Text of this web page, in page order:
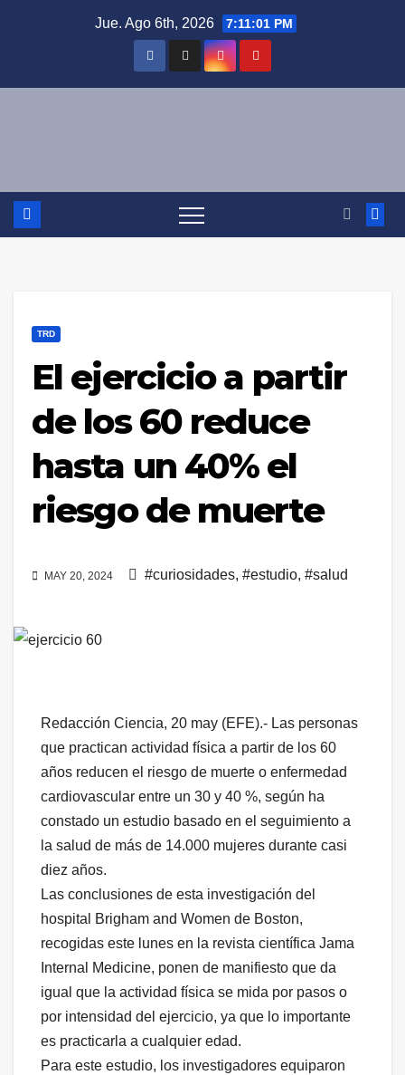
Jue. Ago 6th, 2026 7:11:02 PM
TRD
El ejercicio a partir
de los 60 reduce
hasta un 40% el
riesgo de muerte
MAY 20, 2024 #curiosidades, #estudio, #salud
Redacción Ciencia, 20 may (EFE).- Las personas
que practican actividad física a partir de los 60
años reducen el riesgo de muerte o enfermedad
cardiovascular entre un 30 y 40 %, según ha
constado un estudio basado en el seguimiento a
la salud de más de 14.000 mujeres durante casi
diez años.
Las conclusiones de esta investigación del
hospital Brigham and Women de Boston,
recogidas este lunes en la revista científica Jama
Internal Medicine, ponen de manifiesto que da
igual que la actividad física se mida por pasos o
por intensidad del ejercicio, ya que lo importante
es practicarla a cualquier edad.
Para este estudio, los investigadores equiparon